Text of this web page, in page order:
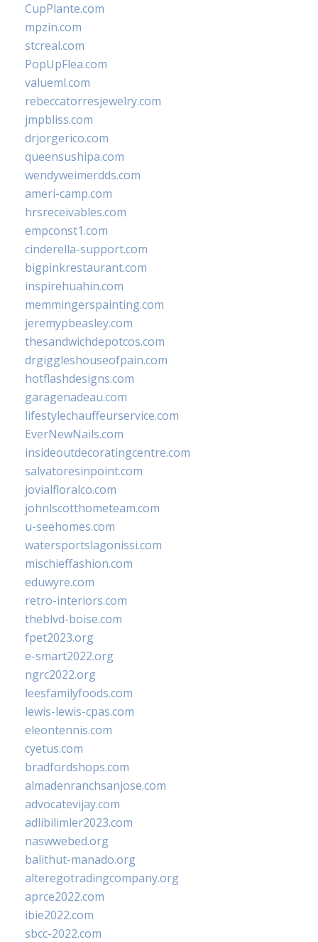
CupPlante.com
mpzin.com
stcreal.com
PopUpFlea.com
valueml.com
rebeccatorresjewelry.com
jmpbliss.com
drjorgerico.com
queensushipa.com
wendyweimerdds.com
ameri-camp.com
hrsreceivables.com
empconst1.com
cinderella-support.com
bigpinkrestaurant.com
inspirehuahin.com
memmingerspainting.com
jeremypbeasley.com
thesandwichdepotcos.com
drgiggleshouseofpain.com
hotflashdesigns.com
garagenadeau.com
lifestylechauffeurservice.com
EverNewNails.com
insideoutdecoratingcentre.com
salvatoresinpoint.com
jovialfloralco.com
johnlscotthometeam.com
u-seehomes.com
watersportslagonissi.com
mischieffashion.com
eduwyre.com
retro-interiors.com
theblvd-boise.com
fpet2023.org
e-smart2022.org
ngrc2022.org
leesfamilyfoods.com
lewis-lewis-cpas.com
eleontennis.com
cyetus.com
bradfordshops.com
almadenranchsanjose.com
advocatevijay.com
adlibilimler2023.com
naswwebed.org
balithut-manado.org
alteregotradingcompany.org
aprce2022.com
ibie2022.com
sbcc-2022.com